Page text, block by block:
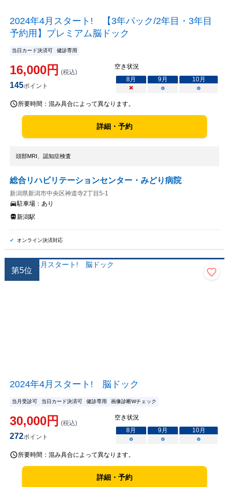
2024年4月スタート! 【3年パック/2年目・3年目
予約用】プレミアム脳ドック
当日カード決済可 健診専用
16,000円 (税込)
145ポイント
空き状況
8月 9月 10月
×
○ ○
所要時間： 混み具合によって異なります。
詳細・予約
頭部MRI、認知症検査
総合リハビリテーションセンター・みどり病院
新潟県新潟市中央区神道寺2丁目5-1
駐車場： あり
新潟駅
オンライン決済対応
第5位
2024年4月スタート! 脳ドック
当月受診可 当日カード決済可 健診専用 画像診断Wチェック
30,000円 (税込)
272ポイント
空き状況
8月 9月 10月
○
○ ○
所要時間： 混み具合によって異なります。
詳細・予約